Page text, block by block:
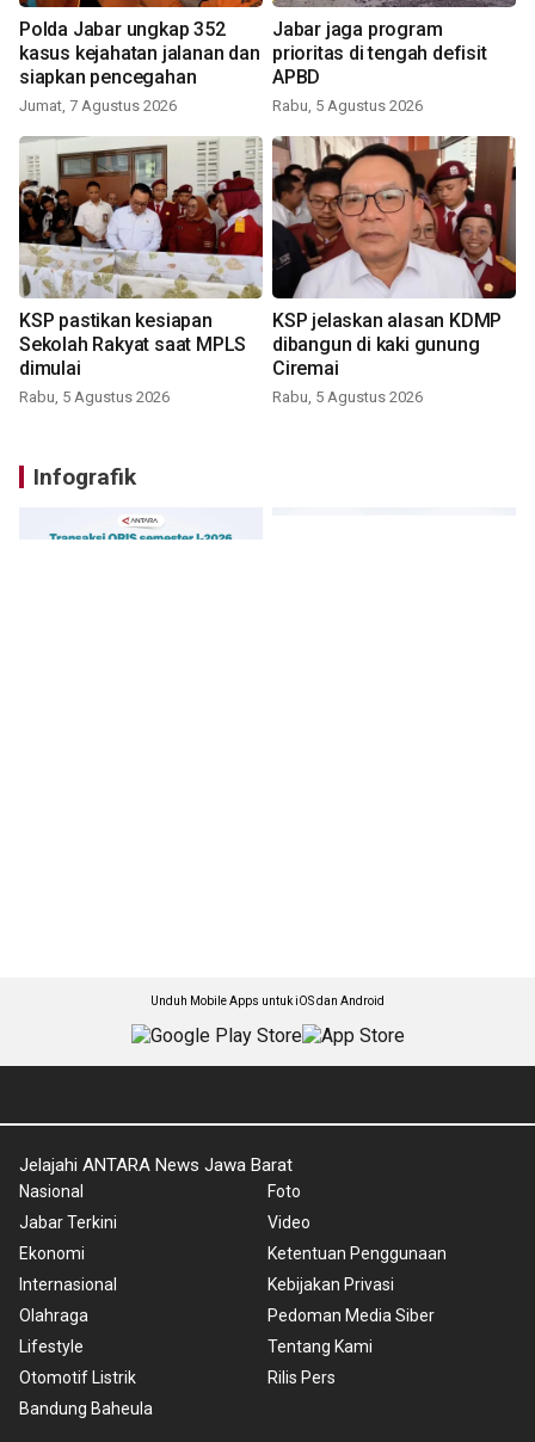
Polda Jabar ungkap 352
kasus kejahatan jalanan dan
siapkan pencegahan
Jumat, 7 Agustus 2026
Jabar jaga program
prioritas di tengah defisit
APBD
Rabu, 5 Agustus 2026
KSP pastikan kesiapan
Sekolah Rakyat saat MPLS
dimulai
Rabu, 5 Agustus 2026
KSP jelaskan alasan KDMP
dibangun di kaki gunung
Ciremai
Rabu, 5 Agustus 2026
Infografik
Unduh Mobile Apps untuk iOS dan Android
Jelajahi ANTARA News Jawa Barat
Nasional
Jabar Terkini
Ekonomi
Internasional
Olahraga
Lifestyle
Otomotif Listrik
Bandung Baheula
Foto
Video
Ketentuan Penggunaan
Kebijakan Privasi
Pedoman Media Siber
Tentang Kami
Rilis Pers